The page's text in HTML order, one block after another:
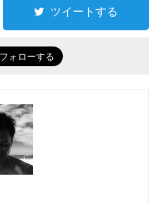
ツイートする